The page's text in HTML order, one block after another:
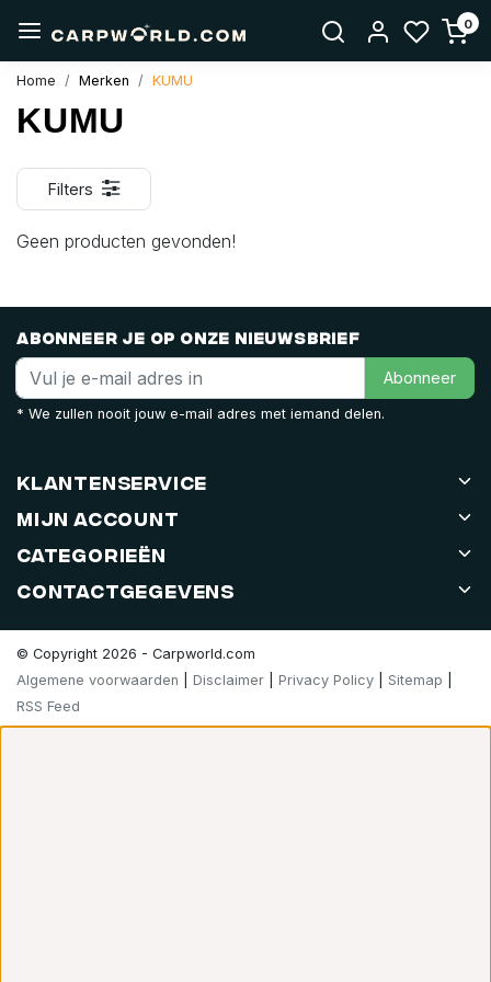
0
Home Merken KUMU
KUMU
Filters
Geen producten gevonden!
Abonneer je op onze nieuwsbrief
Abonneer
* We zullen nooit jouw e-mail adres met iemand delen.
Klantenservice
Mijn account
Categorieën
Contactgegevens
© Copyright 2026 - Carpworld.com
Algemene voorwaarden
Disclaimer Privacy Policy Sitemap
RSS Feed